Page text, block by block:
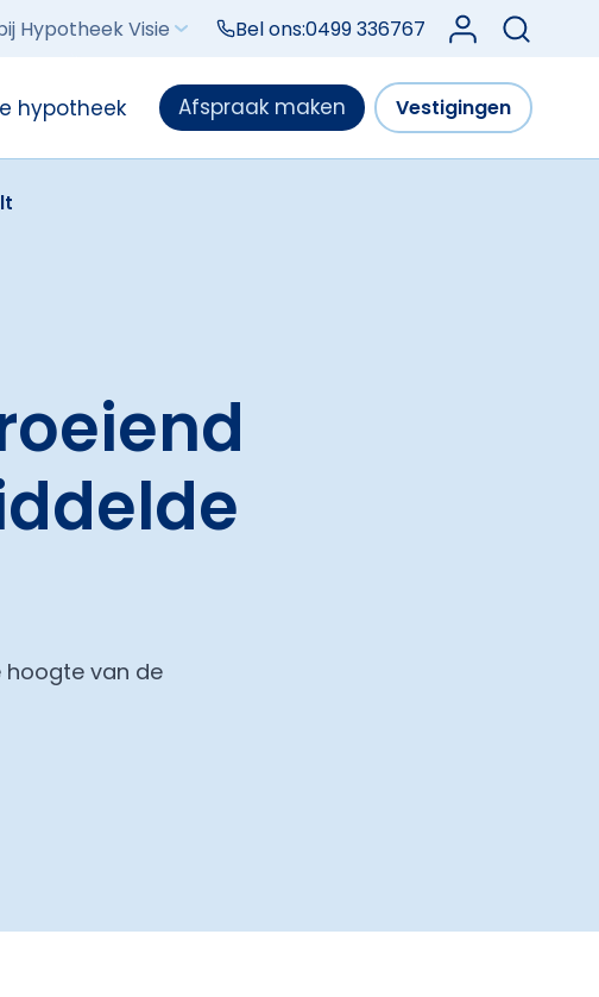
Hypotheek Visie Bel ons:0499 336767 Log in bij Mijn
hypotheek Afspraak maken Vestigingen
hoogte van de